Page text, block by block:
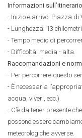
Informazioni sull’itinerario
- Inizio e arrivo: Piazza di
- Lunghezza: 13 chilometri
- Tempo medio di
- Difficoltà: media - alta.
Raccomandazioni e
- Per percorrere questo
- È necessaria
acqua, viveri, ecc.).
- C’è da tener presente
possono essere
meteorologiche avverse.